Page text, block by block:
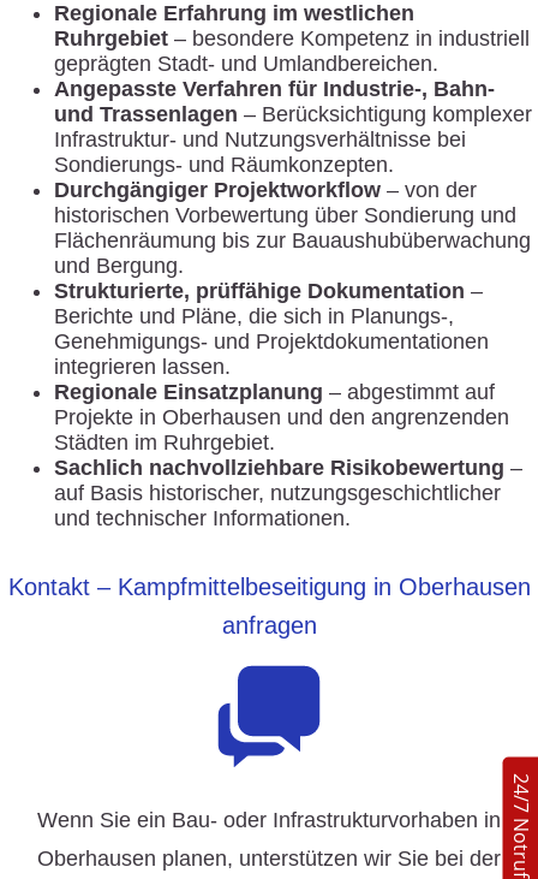
Regionale Erfahrung im westlichen
Ruhrgebiet – besondere Kompetenz in industriell
geprägten Stadt- und Umlandbereichen.
Angepasste Verfahren für Industrie-, Bahn-
und Trassenlagen – Berücksichtigung komplexer
Infrastruktur- und Nutzungsverhältnisse bei
Sondierungs- und Räumkonzepten.
Durchgängiger Projektworkflow – von der
historischen Vorbewertung über Sondierung und
Flächenräumung bis zur Bauaushubüberwachung
und Bergung.
Strukturierte, prüffähige Dokumentation –
Berichte und Pläne, die sich in Planungs-,
Genehmigungs- und Projektdokumentationen
integrieren lassen.
Regionale Einsatzplanung – abgestimmt auf
Projekte in Oberhausen und den angrenzenden
Städten im Ruhrgebiet.
Sachlich nachvollziehbare Risikobewertung –
auf Basis historischer, nutzungsgeschichtlicher
und technischer Informationen.
Kontakt – Kampfmittelbeseitigung in Oberhausen
anfragen
Wenn Sie ein Bau- oder Infrastrukturvorhaben in
Oberhausen planen, unterstützen wir Sie bei der 24/7 Notruf